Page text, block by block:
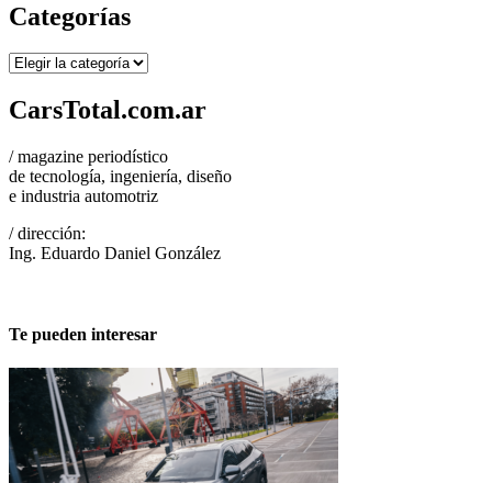
Categorías
Categorías
CarsTotal.com.ar
/ magazine periodístico
de tecnología, ingeniería, diseño
e industria automotriz
/ dirección:
Ing. Eduardo Daniel González
Te pueden interesar